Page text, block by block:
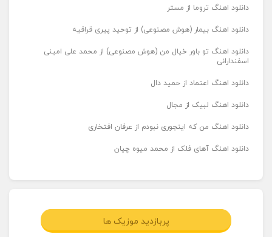
دانلود اهنگ تروما از مستر
دانلود اهنگ بیمار (هوش مصنوعی) از توحید پیری قراقیه
دانلود اهنگ تو باور خیال من (هوش مصنوعی) از محمد علی امینی
اسفندارانی
دانلود اهنگ اعتماد از حمید دال
دانلود اهنگ لبیک از مجال
دانلود اهنگ من که اینجوری نبودم از عرفان افتخاری
دانلود اهنگ آهای فلک از محمد میوه چیان
پربازدید موزیک ها